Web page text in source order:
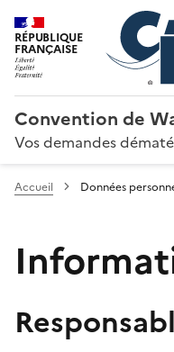
RÉPUBLIQUE
FRANÇAISE
Convention de
Vos demandes
Accueil Données